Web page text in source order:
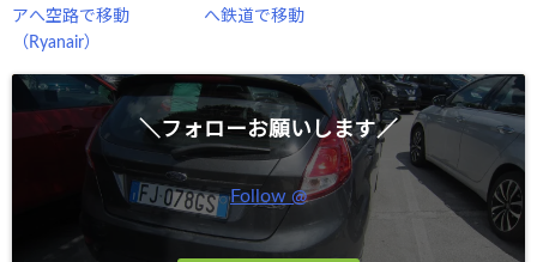
アへ空路で移動
（Ryanair）
へ鉄道で移動
＼フォローお願いします／
Follow @